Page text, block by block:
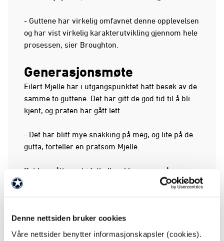
Denne nettsiden bruker cookies
Våre nettsider benytter informasjonskapsler (cookies).
- Guttene har virkelig omfavnet denne opplevelsen
og har vist virkelig karakterutvikling gjennom hele
prosessen, sier Broughton.
Generasjonsmøte
Eilert Mjelle har i utgangspunktet hatt besøk av de
samme to guttene. Det har gitt de god tid til å bli
kjent, og praten har gått lett.
- Det har blitt mye snakking på meg, og lite på de
gutta, forteller en pratsom Mjelle.
Det har gått mest i fotballsnakk, men også
var før i tiden og selvfølgelig snakket om fotball.
Det har vært spennende samtaler, sier Pedersen.